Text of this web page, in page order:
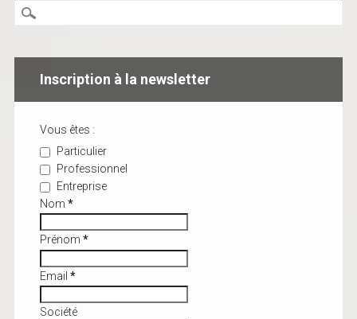
Inscription à la newsletter
Vous êtes :
Particulier
Professionnel
Entreprise
Nom *
Prénom *
Email *
Société